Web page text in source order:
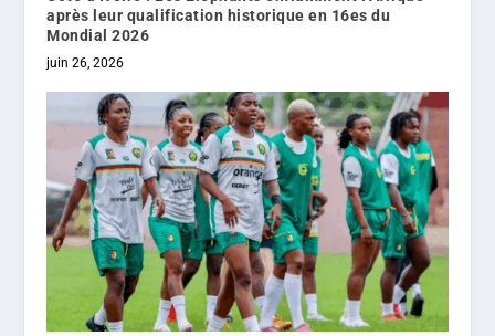
après leur qualification historique en 16es du
Mondial 2026
juin 26, 2026